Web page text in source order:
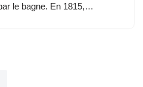
le bagne. En 1815,…